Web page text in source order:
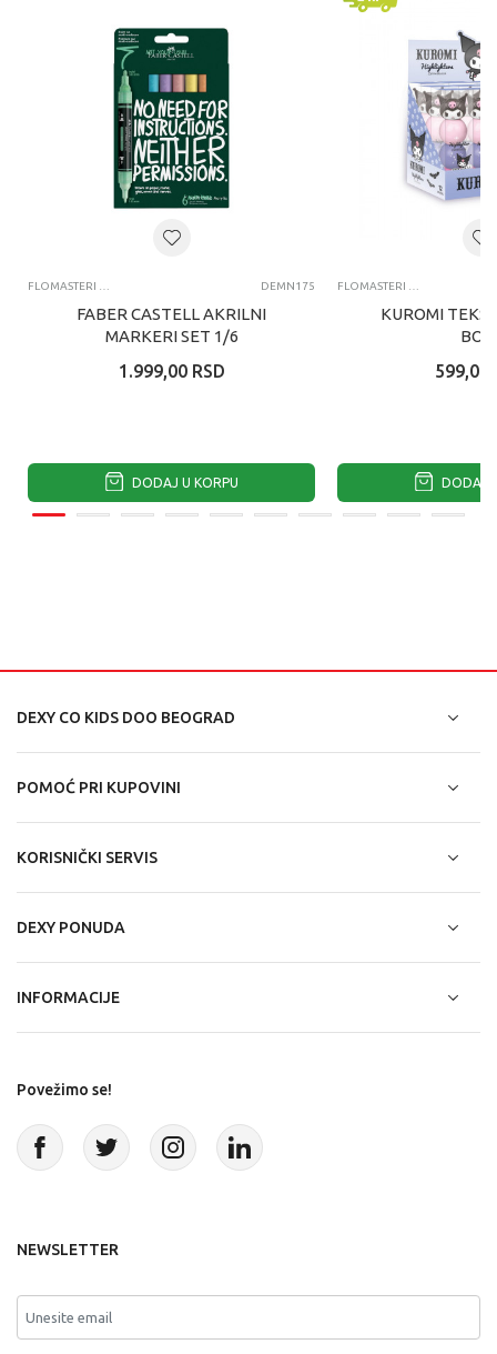
DEMN175
FABER CASTELL AKRILNI
MARKERI SET 1/6
1.999,00 RSD
DODAJ U KORPU
KUROMI
599,00
DODAJ
DEXY CO KIDS DOO BEOGRAD
POMOĆ PRI KUPOVINI
KORISNIČKI SERVIS
DEXY PONUDA
INFORMACIJE
Povežimo se!
NEWSLETTER